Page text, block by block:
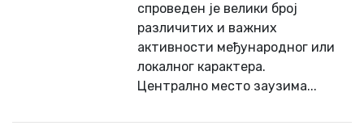
спроведен је велики број
различитих и важних
активности међународног или
локалног карактера.
Централно место заузима...